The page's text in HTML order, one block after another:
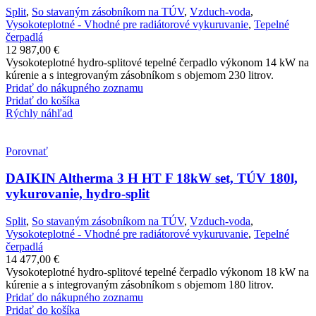
Split, So stavaným zásobníkom na TÚV, Vzduch-voda,
Vysokoteplotné - Vhodné pre radiátorové vykuruvanie, Tepelné
čerpadlá
12 987,00 €
Vysokoteplotné hydro-splitové tepelné čerpadlo výkonom 14 kW na
kúrenie a s integrovaným zásobníkom s objemom 230 litrov.
Pridať do nákupného zoznamu
Pridať do košíka
Rýchly náhľad
Porovnať
DAIKIN Altherma 3 H HT F 18kW set, TÚV 180l,
vykurovanie, hydro-split
Split, So stavaným zásobníkom na TÚV, Vzduch-voda,
Vysokoteplotné - Vhodné pre radiátorové vykuruvanie, Tepelné
čerpadlá
14 477,00 €
Vysokoteplotné hydro-splitové tepelné čerpadlo výkonom 18 kW na
kúrenie a s integrovaným zásobníkom s objemom 180 litrov.
Pridať do nákupného zoznamu
Pridať do košíka